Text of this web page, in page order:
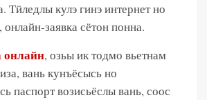
Тӥледлы кулэ гинэ интернет но
заявка сётон понна.
онлайн, озьы ик тодмо вьетнам
вань кунъёсысь но
паспорт возисьёслы вань, соос